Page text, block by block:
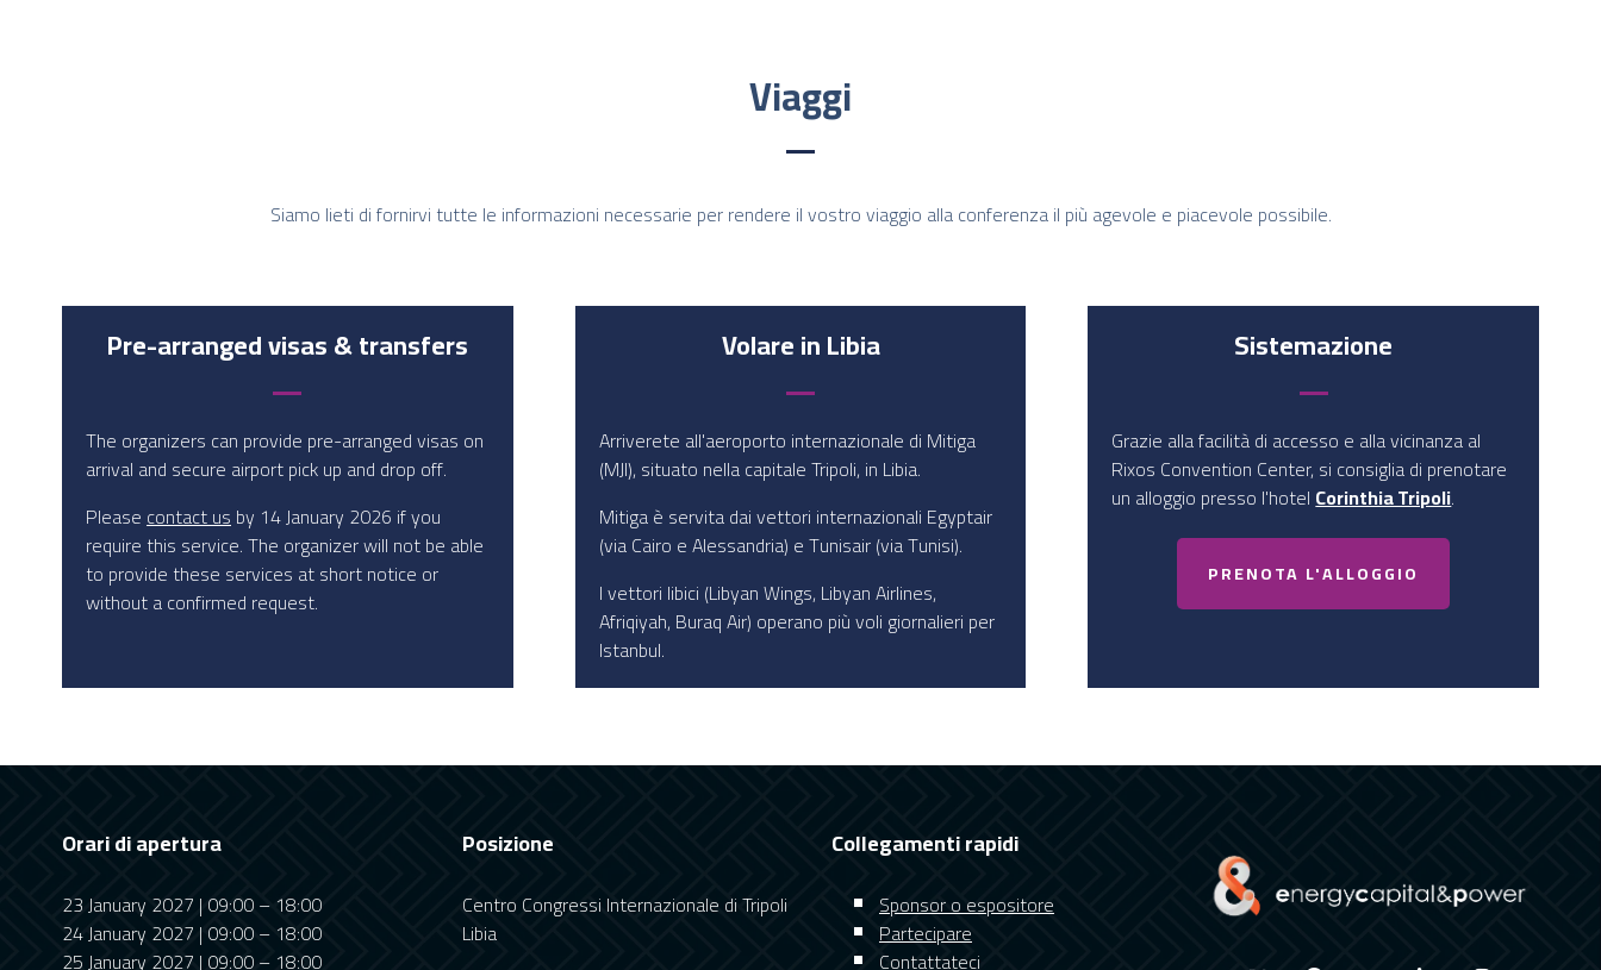
Viaggi
Siamo lieti di fornirvi tutte le informazioni necessarie per rendere il vostro viaggio alla conferenza il più agevole e piacevole possibile.
Pre-arranged visas & transfers
The organizers can provide pre-arranged visas on
arrival and secure airport pick up and drop off.
Pleasecontact usby 14 January 2026 if you
require this service. The organizer will not be able
to provide these services at short notice or
without a confirmed request.
Volare in Libia
Arriverete all'aeroporto internazionale di Mitiga
(MJI), situato nella capitale Tripoli, in Libia.
Mitiga è servita dai vettori internazionali Egyptair
(via Cairo e Alessandria) e Tunisair (via Tunisi).
I vettori libici (Libyan Wings, Libyan Airlines,
Afriqiyah, Buraq Air) operano più voli giornalieri per
Istanbul.
Sistemazione
Grazie alla facilità di accesso e alla vicinanza al
Rixos Convention Center, si consiglia di prenotare
un alloggio presso l'hotelCorinthia Tripoli.
PRENOTA L'ALLOGGIO
Orari di apertura
23 January 2027 | 09:00 – 18:00
24 January 2027 | 09:00 – 18:00
25 January 2027 | 09:00 – 18:00
Posizione
Centro Congressi Internazionale di Tripoli
Libia
Collegamenti rapidi
Sponsor o espositore
Partecipare
Contattateci